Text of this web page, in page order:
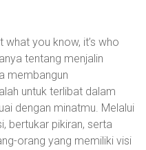
what you know, it’s who
tentang menjalin
membangun
untuk terlibat dalam
dengan minatmu. Melalui
bertukar pikiran, serta
orang yang memiliki visi